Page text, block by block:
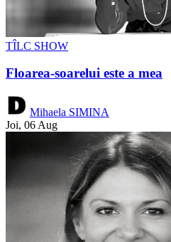
TÎLC SHOW
Floarea-soarelui este a mea
Mihaela SIMINA
Joi, 06 Aug